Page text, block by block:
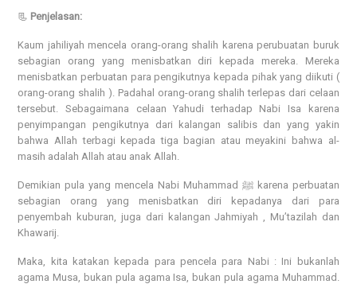
📃 Penjelasan:
Kaum jahiliyah mencela orang-orang shalih karena perubuatan buruk
sebagian orang yang menisbatkan diri kepada mereka. Mereka
menisbatkan perbuatan para pengikutnya kepada pihak yang diikuti (
orang-orang shalih ). Padahal orang-orang shalih terlepas dari celaan
tersebut. Sebagaimana celaan Yahudi terhadap Nabi Isa karena
penyimpangan pengikutnya dari kalangan salibis dan yang yakin
bahwa Allah terbagi kepada tiga bagian atau meyakini bahwa al-
masih adalah Allah atau anak Allah.
Demikian pula yang mencela Nabi Muhammad ﷺ karena perbuatan
sebagian orang yang menisbatkan diri kepadanya dari para
penyembah kuburan, juga dari kalangan Jahmiyah , Mu’tazilah dan
Khawarij.
Maka, kita katakan kepada para pencela para Nabi : Ini bukanlah
agama Musa, bukan pula agama Isa, bukan pula agama Muhammad.